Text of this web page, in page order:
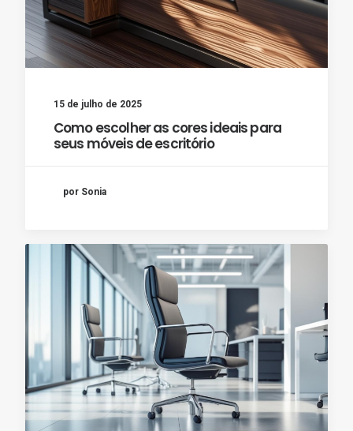
15 de julho de 2025
Como escolher as cores ideais para
seus móveis de escritório
por Sonia